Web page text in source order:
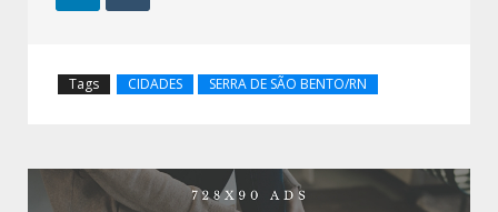
Tags CIDADES SERRA DE SÃO BENTO/RN